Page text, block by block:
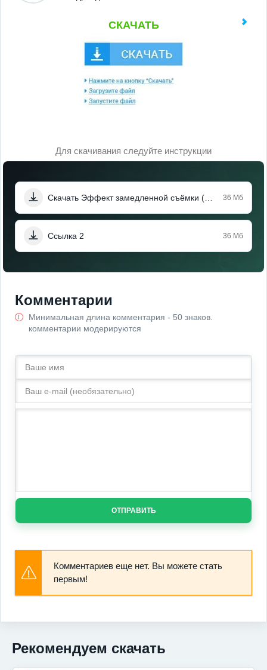
СКАЧАТЬ
Для скачивания следуйте инструкции
36 Мб
Ссылка 2 36 Мб
Комментарии
Минимальная длина комментария - 50 знаков.
комментарии модерируются
ОТПРАВИТЬ
Комментариев еще нет. Вы можете стать
первым!
Рекомендуем скачать